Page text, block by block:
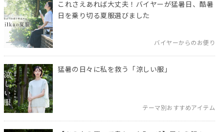
これさえあれば大丈夫！バイヤーが猛暑日、酷暑
日を乗り切る夏服選びました
バイヤーからのお便り
猛暑の日々に私を救う「涼しい服」
テーマ別おすすめアイテム